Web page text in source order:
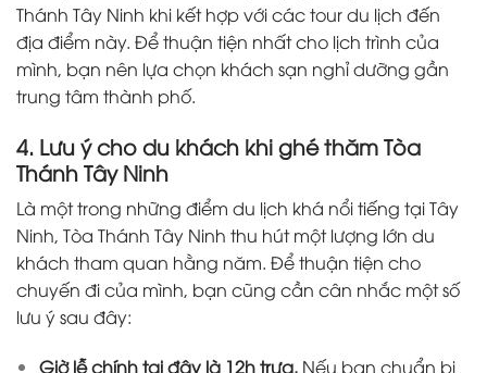
Thánh Tây Ninh khi kết hợp với các tour du lịch đến
địa điểm này. Để thuận tiện nhất cho lịch trình của
mình, bạn nên lựa chọn khách sạn nghỉ dưỡng gần
trung tâm thành phố.
4. Lưu ý cho du khách khi ghé thăm Tòa
Thánh Tây Ninh
Là một trong những điểm du lịch khá nổi tiếng tại Tây
Ninh, Tòa Thánh Tây Ninh thu hút một lượng lớn du
khách tham quan hằng năm. Để thuận tiện cho
chuyến đi của mình, bạn cũng cần cân nhắc một số
lưu ý sau đây:
Giờ lễ chính tại đây là 12h trưa. Nếu bạn chuẩn bị